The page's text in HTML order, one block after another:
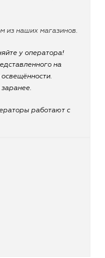
из наших магазинов.
у оператора!
на
работают с